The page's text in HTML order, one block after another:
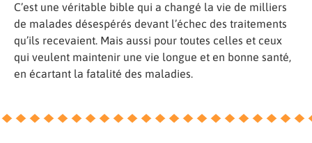
C’est une véritable bible qui a changé la vie de milliers
de malades désespérés devant l’échec des traitements
qu’ils recevaient. Mais aussi pour toutes celles et ceux
qui veulent maintenir une vie longue et en bonne santé,
en écartant la fatalité des maladies.